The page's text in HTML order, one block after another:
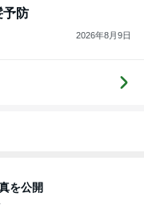
予防
2026年8月9日
を公開